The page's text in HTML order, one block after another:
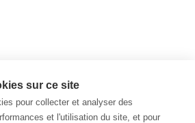
sur ce site
pour collecter et analyser des
et l'utilisation du site, et pour